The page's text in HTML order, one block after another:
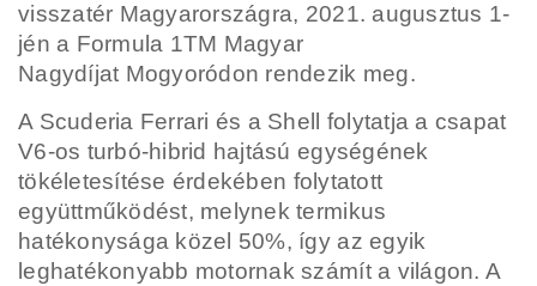
visszatér Magyarországra, 2021. augusztus 1-
jén a Formula 1TM Magyar
Nagydíjat Mogyoródon rendezik meg.
A Scuderia Ferrari és a Shell folytatja a csapat
V6-os turbó-hibrid hajtású egységének
tökéletesítése érdekében folytatott
együttműködést, melynek termikus
hatékonysága közel 50%, így az egyik
leghatékonyabb motornak számít a világon. A